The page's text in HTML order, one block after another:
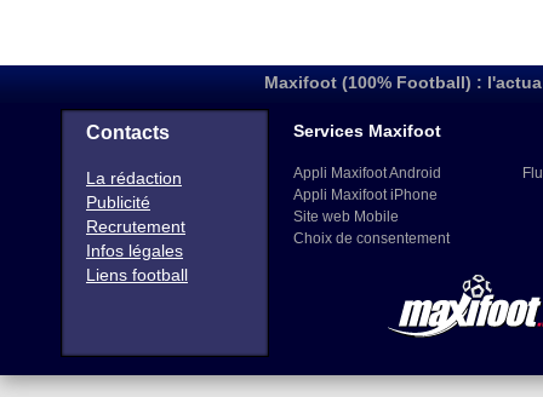
Maxifoot (100% Football) :
Contacts
La rédaction
Publicité
Recrutement
Infos légales
Liens football
Services Maxifoot
Appli Maxifoot Android
Appli Maxifoot iPhone
Site web Mobile
Choix de consentement